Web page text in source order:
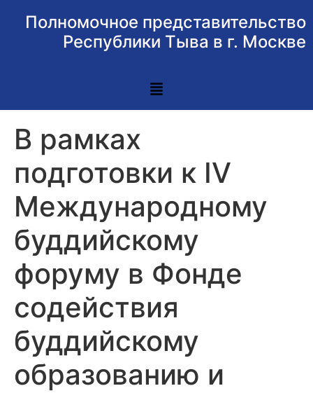
Полномочное представительство
Республики Тыва в г. Москве
В рамках
подготовки к IV
Международному
буддийскому
форуму в Фонде
содействия
буддийскому
образованию и